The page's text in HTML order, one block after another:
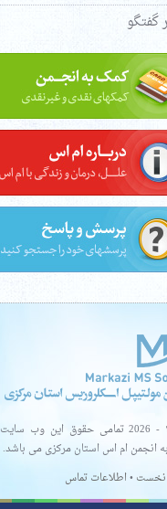
گفتگو
© ۱۴۰۵ - 2026 تمامی حقوق این وب سایت
انجمن ام اس استان مرکزی می باشد.
•اطلاعات تماس